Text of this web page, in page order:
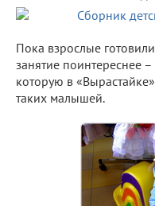
Пока взрослые
занятие поинтереснее
которую в
таких малышей.